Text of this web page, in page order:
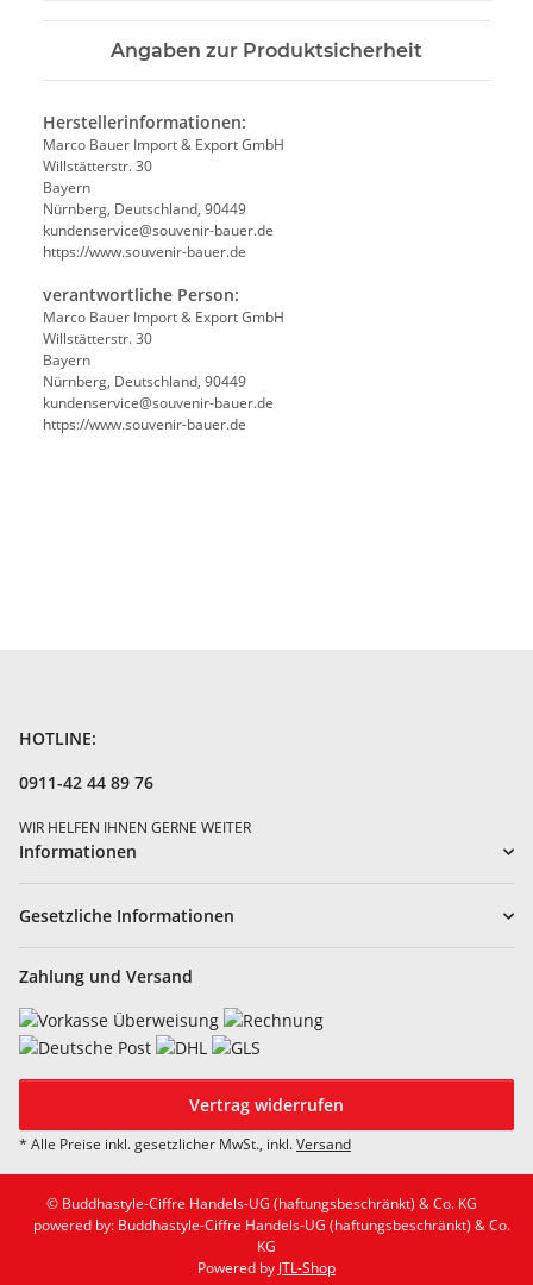
Angaben zur Produktsicherheit
Herstellerinformationen:
Marco Bauer Import & Export GmbH
Willstätterstr. 30
Bayern
Nürnberg, Deutschland, 90449
kundenservice@souvenir-bauer.de
https://www.souvenir-bauer.de
verantwortliche Person:
Marco Bauer Import & Export GmbH
Willstätterstr. 30
Bayern
Nürnberg, Deutschland, 90449
kundenservice@souvenir-bauer.de
https://www.souvenir-bauer.de
HOTLINE:
0911-42 44 89 76
WIR HELFEN IHNEN GERNE WEITER
Informationen
Gesetzliche Informationen
Zahlung und Versand
Vertrag widerrufen
* Alle Preise inkl. gesetzlicher MwSt., inkl.Versand
© Buddhastyle-Ciffre Handels-UG (haftungsbeschränkt) & Co. KG
powered by: Buddhastyle-Ciffre Handels-UG (haftungsbeschränkt) & Co.
KG
Powered by JTL-Shop